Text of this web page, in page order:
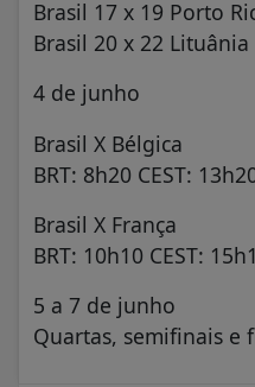
Brasil 17 x 19 Porto
Brasil 20 x 22 Lituânia
4 de junho
Brasil X Bélgica
BRT: 8h20 CEST:
Brasil X França
BRT: 10h10 CEST:
5 a 7 de junho
Quartas, semifinais e